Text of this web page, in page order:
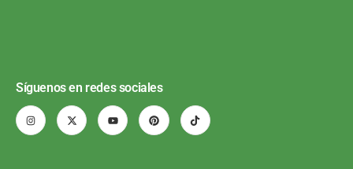
Síguenos en redes sociales